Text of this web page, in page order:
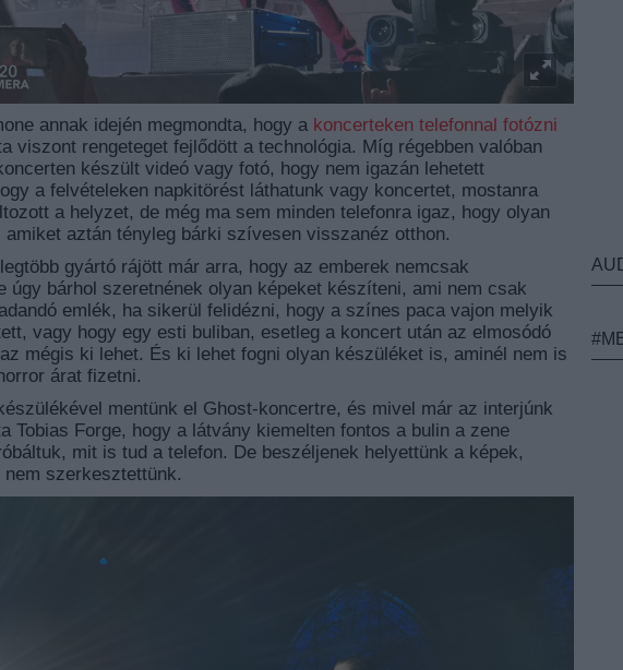
annak idején megmondta, hogy a koncerteken telefonnal fotózni
viszont rengeteget fejlődött a technológia. Míg régebben valóban
készült videó vagy fotó, hogy nem igazán lehetett
a felvételeken napkitörést láthatunk vagy koncertet, mostanra
a helyzet, de még ma sem minden telefonra igaz, hogy olyan
aztán tényleg bárki szívesen visszanéz otthon.
gyártó rájött már arra, hogy az emberek nemcsak
úgy bárhol szeretnének olyan képeket készíteni, ami nem csak
emlék, ha sikerül felidézni, hogy a színes paca vajon melyik
vagy hogy egy esti buliban, esetleg a koncert után az elmosódó
mégis ki lehet. És ki lehet fogni olyan készüléket is, aminél nem is
árat fizetni.
mentünk el Ghost-koncertre, és mivel már az interjúnk
Tobias Forge, hogy a látvány kiemelten fontos a bulin a zene
mit is tud a telefon. De beszéljenek helyettünk a képek,
szerkesztettünk.